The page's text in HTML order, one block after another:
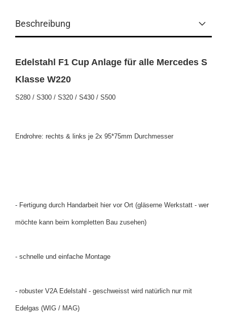
Beschreibung
Edelstahl F1 Cup Anlage für alle Mercedes S
Klasse W220
S280 / S300 / S320 / S430 / S500
Endrohre: rechts & links je 2x 95*75mm Durchmesser
- Fertigung durch Handarbeit hier vor Ort (gläserne Werkstatt - wer
möchte kann beim kompletten Bau zusehen)
- schnelle und einfache Montage
- robuster V2A Edelstahl - geschweisst wird natürlich nur mit
Edelgas (WIG / MAG)